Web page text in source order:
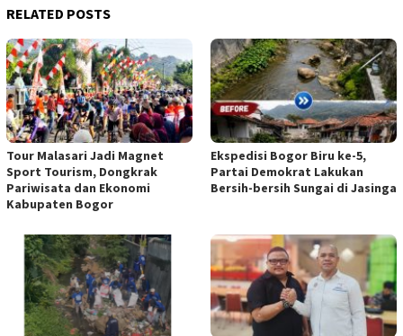
RELATED POSTS
Tour Malasari Jadi Magnet
Sport Tourism, Dongkrak
Pariwisata dan Ekonomi
Kabupaten Bogor
Ekspedisi Bogor Biru ke-5,
Partai Demokrat Lakukan
Bersih-bersih Sungai di Jasinga